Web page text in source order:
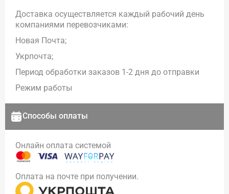
Доставка осуществляется каждый рабочий день
компаниями перевозчиками:
Новая Почта;
Укрпочта;
Период обработки заказов 1-2 дня до отправки
Режим работы
Способы оплаты
Онлайн оплата системой
Оплата на почте при получении.